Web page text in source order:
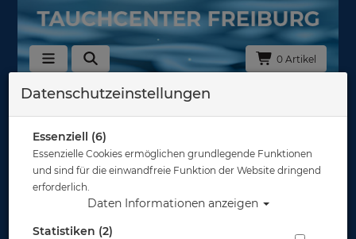
0 Artikel
Zurück
Datenschutzeinstellungen
Essenziell (6)
Essenzielle Cookies ermöglichen grundlegende Funktionen
und sind für die einwandfreie Funktion der Website dringend
erforderlich.
Daten Informationen anzeigen
Statistiken (2)